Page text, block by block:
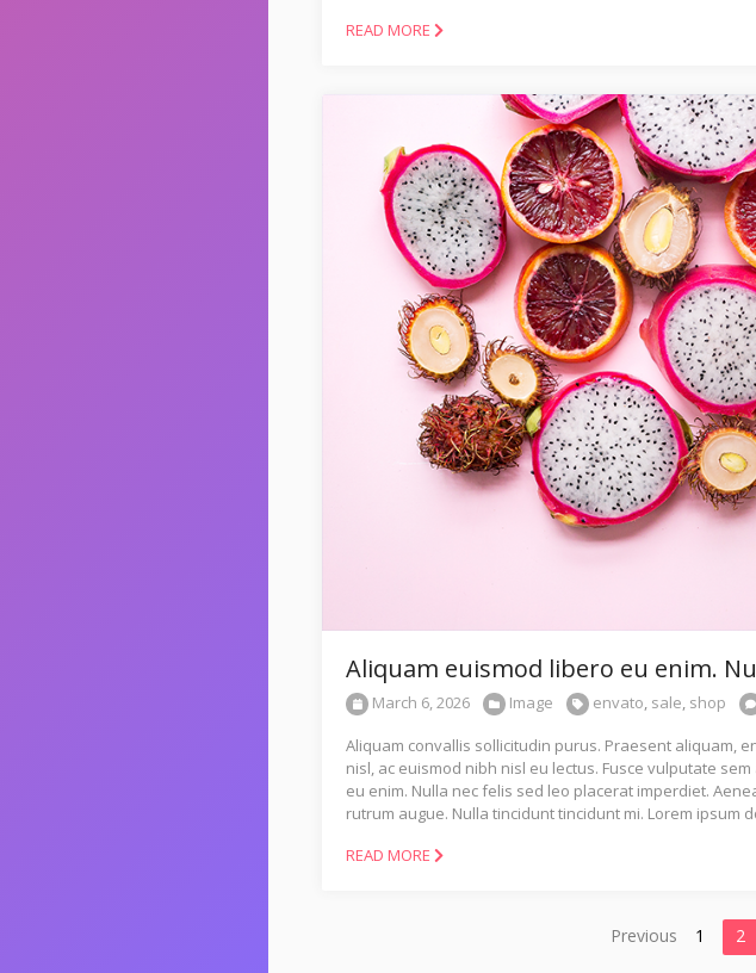
READ MORE
Aliquam euismod libero eu enim.
March 6, 2026 Image envato, sale, shop
Aliquam convallis sollicitudin purus. Praesent aliquam,
nisl, ac euismod nibh nisl eu lectus. Fusce vulputate
eu enim. Nulla nec felis sed leo placerat imperdiet.
rutrum augue. Nulla tincidunt tincidunt mi. Lorem ipsum
READ MORE
Previous 1 2